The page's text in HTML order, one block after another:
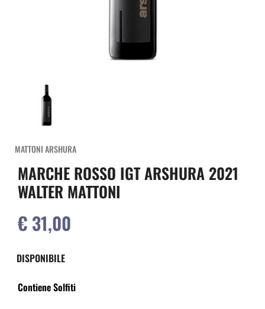
MATTONI ARSHURA
MARCHE ROSSO IGT ARSHURA 2021
WALTER MATTONI
€ 31,00
DISPONIBILE
Contiene Solfiti